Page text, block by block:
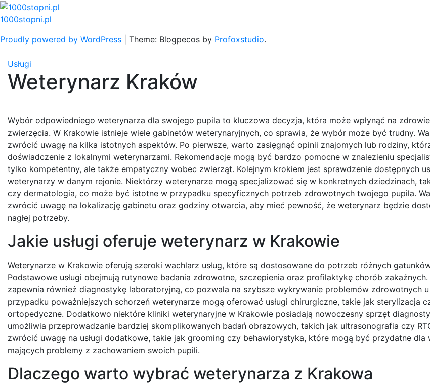
Skip
to
1000stopni.pl
Proudly powered by WordPress
Theme: Blogpecos by Profoxstudio.
Usługi
Weterynarz Kraków
Wybór odpowiedniego weterynarza dla swojego pupila to kluczowa decyzja, która może wpłynąć na
zwierzęcia. W Krakowie istnieje wiele gabinetów weterynaryjnych, co sprawia, że wybór może być trudny.
zwrócić uwagę na kilka istotnych aspektów. Po pierwsze, warto zasięgnąć opinii znajomych lub rodziny,
doświadczenie z lokalnymi weterynarzami. Rekomendacje mogą być bardzo pomocne w znalezieniu
tylko kompetentny, ale także empatyczny wobec zwierząt. Kolejnym krokiem jest sprawdzenie dostępnych
weterynarzy w danym rejonie. Niektórzy weterynarze mogą specjalizować się w konkretnych dziedzinach,
czy dermatologia, co może być istotne w przypadku specyficznych potrzeb zdrowotnych twojego pupila.
zwrócić uwagę na lokalizację gabinetu oraz godziny otwarcia, aby mieć pewność, że weterynarz będzie
nagłej potrzeby.
Jakie usługi oferuje weterynarz w Krakowie
Weterynarze w Krakowie oferują szeroki wachlarz usług, które są dostosowane do potrzeb różnych
Podstawowe usługi obejmują rutynowe badania zdrowotne, szczepienia oraz profilaktykę chorób
zapewnia również diagnostykę laboratoryjną, co pozwala na szybsze wykrywanie problemów zdrowotnych
przypadku poważniejszych schorzeń weterynarze mogą oferować usługi chirurgiczne, takie jak sterylizacja
ortopedyczne. Dodatkowo niektóre kliniki weterynaryjne w Krakowie posiadają nowoczesny sprzęt
umożliwia przeprowadzanie bardziej skomplikowanych badań obrazowych, takich jak ultrasonografia czy
zwrócić uwagę na usługi dodatkowe, takie jak grooming czy behawiorystyka, które mogą być przydatne dla
mających problemy z zachowaniem swoich pupili.
Dlaczego warto wybrać weterynarza z Krakowa